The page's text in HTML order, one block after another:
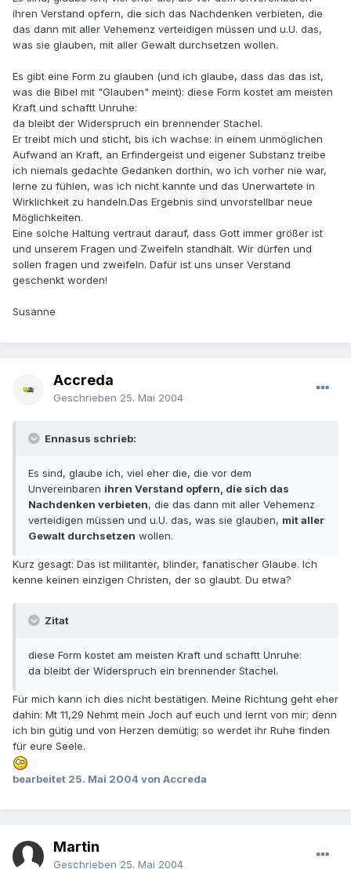
ihren Verstand opfern, die sich das Nachdenken verbieten, die
das dann mit aller Vehemenz verteidigen müssen und u.U. das,
was sie glauben, mit aller Gewalt durchsetzen wollen.
Es gibt eine Form zu glauben (und ich glaube, dass das das ist,
was die Bibel mit "Glauben" meint): diese Form kostet am meisten
Kraft und schaftt Unruhe:
da bleibt der Widerspruch ein brennender Stachel.
Er treibt mich und sticht, bis ich wachse: in einem unmöglichen
Aufwand an Kraft, an Erfindergeist und eigener Substanz treibe
ich niemals gedachte Gedanken dorthin, wo ich vorher nie war,
lerne zu fühlen, was ich nicht kannte und das Unerwartete in
Wirklichkeit zu handeln.Das Ergebnis sind unvorstellbar neue
Möglichkeiten.
Eine solche Haltung vertraut darauf, dass Gott immer größer ist
und unserem Fragen und Zweifeln standhält. Wir dürfen und
sollen fragen und zweifeln. Dafür ist uns unser Verstand
geschenkt worden!
Susanne
Accreda
Geschrieben 25. Mai 2004
Ennasus schrieb:
Es sind, glaube ich, viel eher die, die vor dem
Unvereinbaren ihren Verstand opfern, die sich das
Nachdenken verbieten, die das dann mit aller Vehemenz
verteidigen müssen und u.U. das, was sie glauben, mit aller
Gewalt durchsetzen wollen.
Kurz gesagt: Das ist militanter, blinder, fanatischer Glaube. Ich
kenne keinen einzigen Christen, der so glaubt. Du etwa?
Zitat
diese Form kostet am meisten Kraft und schaftt Unruhe:
da bleibt der Widerspruch ein brennender Stachel.
Für mich kann ich dies nicht bestätigen. Meine Richtung geht eher
dahin: Mt 11,29 Nehmt mein Joch auf euch und lernt von mir; denn
ich bin gütig und von Herzen demütig; so werdet ihr Ruhe finden
für eure Seele.
bearbeitet 25. Mai 2004 von Accreda
Martin
Geschrieben 25. Mai 2004